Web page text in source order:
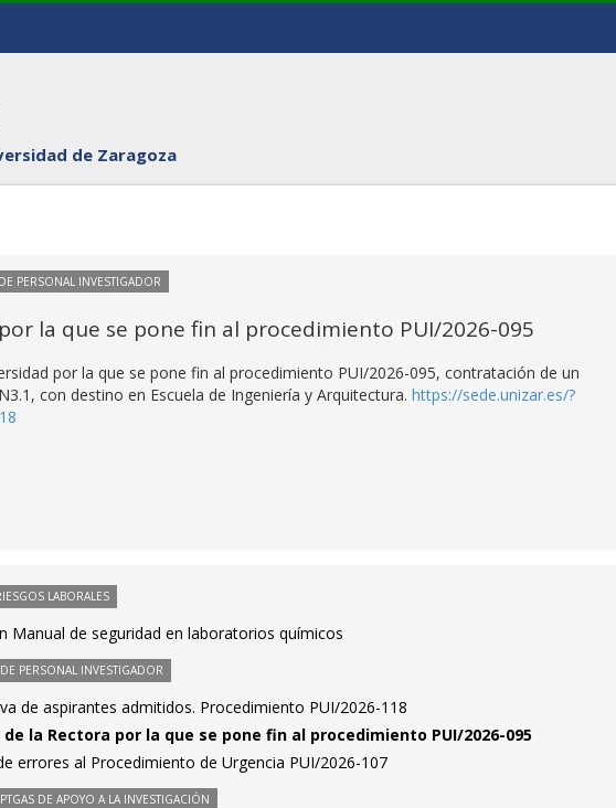
de Zaragoza
PERSONAL INVESTIGADOR
la que se pone fin al procedimiento PUI/2026-095
por la que se pone fin al procedimiento PUI/2026-095, contratación de un
con destino en Escuela de Ingeniería y Arquitectura. https://sede.unizar.es/?
LABORALES
Manual de seguridad en laboratorios químicos
PERSONAL INVESTIGADOR
de aspirantes admitidos. Procedimiento PUI/2026-118
de la Rectora por la que se pone fin al procedimiento PUI/2026-095
errores al Procedimiento de Urgencia PUI/2026-107
DE APOYO A LA INVESTIGACIÓN